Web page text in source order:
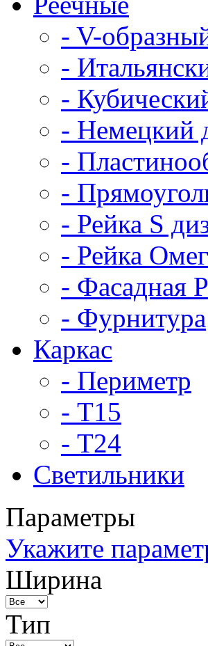
- V-
-
-
- Немецкий
-
-
- Рейка S
- Рейка
- Фасадная
- Фурнитура
Каркас
- Периметр
- Т15
- Т24
Светильники
Параметры
Укажите
Ширина
Тип